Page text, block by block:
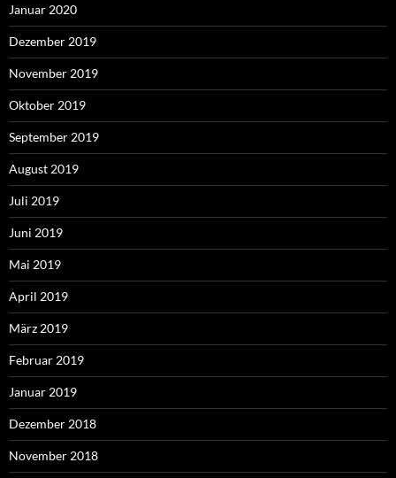
Januar 2020
Dezember 2019
November 2019
Oktober 2019
September 2019
August 2019
Juli 2019
Juni 2019
Mai 2019
April 2019
März 2019
Februar 2019
Januar 2019
Dezember 2018
November 2018